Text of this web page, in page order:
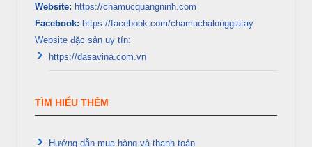
Website: https://chamucquangninh.com
Facebook: https://facebook.com/chamuchalonggiatay
Website đặc sản uy tín:
https://dasavina.com.vn
TÌM HIỂU THÊM
Hướng dẫn mua hàng và thanh toán